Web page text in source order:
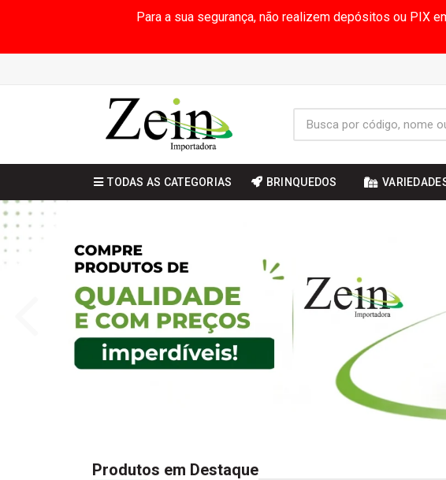
Para a sua segurança, não realizem depósitos ou PIX
TODAS AS CATEGORIAS BRINQUEDOS
Produtos em Destaque